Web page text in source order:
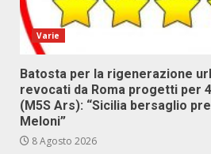
Varie
Batosta per la rigenerazione
revocati da Roma progetti per
(M5S Ars): “Sicilia bersaglio
Meloni”
8 Agosto 2026